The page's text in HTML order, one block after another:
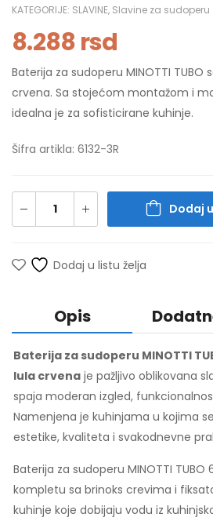
KATEGORIJE: SLAVINE, Slavine za sudoperu
8.288rsd
Baterija za sudoperu MINOTTI TUBO
crvena. Sa stojećom montažom i
idealna je za sofisticirane kuhinje.
Šifra artikla: 6132-3R
Dodaj
Dodaj u listu želja
Opis
Baterija za sudoperu MINOTTI
lula crvena je pažljivo oblikovana
spaja moderan izgled,
Namenjena je kuhinjama u kojima
estetike, kvaliteta i svakodnevne
Baterija za sudoperu MINOTTI TUBO
kompletu sa brinoks crevima i
kuhinje koje dobijaju vodu iz